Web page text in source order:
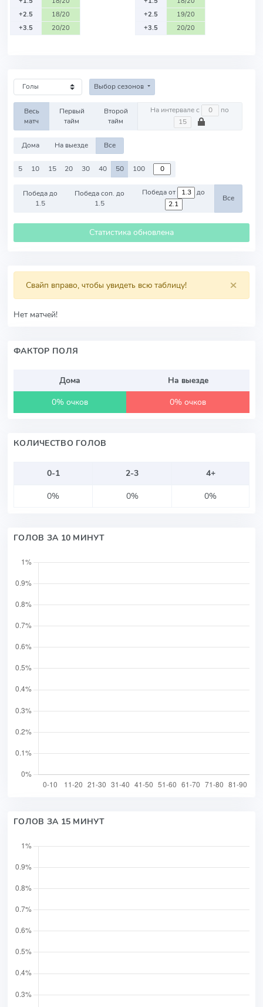
+2.5
18/20
+3.5
20/20
+2.5
19/20
+3.5
20/20
Выбор сезонов
Весь
матч
Первый
тайм
Второй
тайм
На интервале с по
Дома На выезде Все
5 10 15 20 30 40 50 100
Победа до
1.5
Победа соп. до
1.5
Победа от до
Все
Статистика обновлена
×
Свайп вправо, чтобы увидеть всю таблицу!
Нет матчей!
ФАКТОР ПОЛЯ
Дома
На выезде
0% очков
0% очков
КОЛИЧЕСТВО ГОЛОВ
0-1 2-3
4+
0%
0% 0%
ГОЛОВ ЗА 10 МИНУТ
ГОЛОВ ЗА 15 МИНУТ